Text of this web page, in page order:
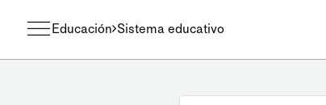
Educación Sistema educativo